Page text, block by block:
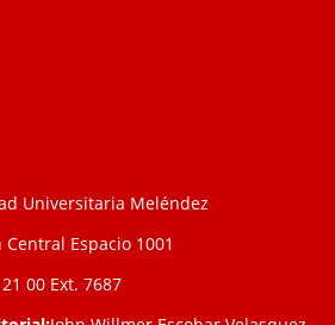
Universitaria Meléndez
Espacio 1001
00 Ext. 7687